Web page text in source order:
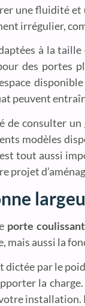
une
irrégulier,
à la taille
des portes
peuvent
de consulter un
modèles
est tout aussi
projet
porte
mais aussi la
dictée par le
la charge.
installation.